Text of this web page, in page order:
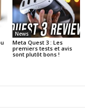
News
Meta Quest 3 : Les
premiers tests et avis
sont plutôt bons !